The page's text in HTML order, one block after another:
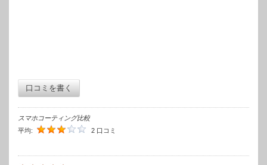
口コミを書く
スマホコーティング比較
平均:
2 口コミ